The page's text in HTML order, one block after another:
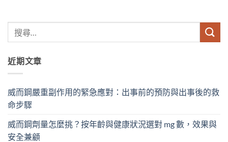
近期文章
威而鋼嚴重副作用的緊急應對：出事前的預防與出事後的救
命步驟
威而鋼劑量怎麼挑？按年齡與健康狀況選對 mg 數，效果與
安全兼顧